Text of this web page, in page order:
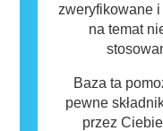
zweryfikowane
na temat
Baza ta
pewne
przez